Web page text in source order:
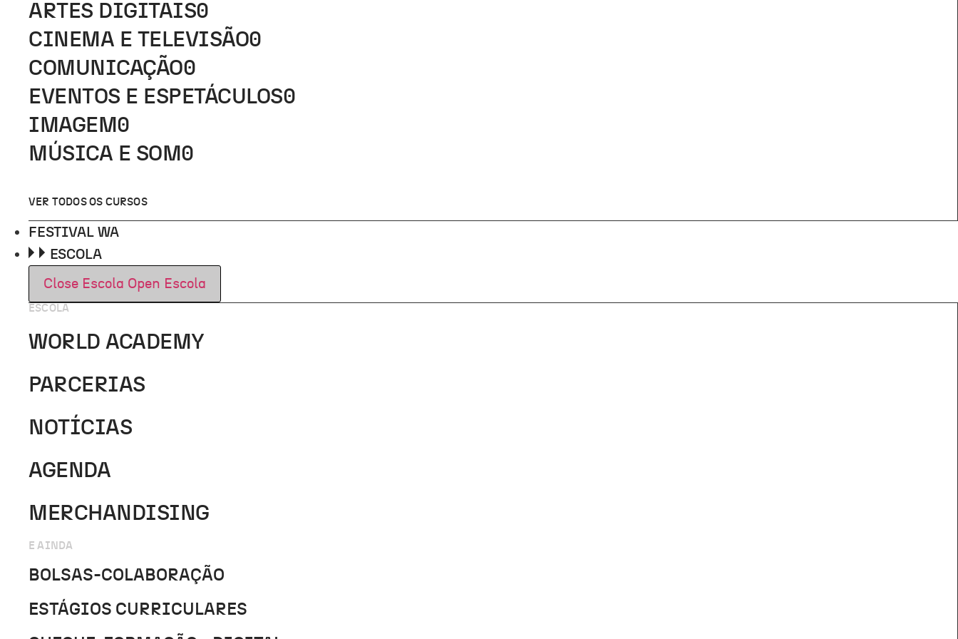
ARTES DIGITAIS0
CINEMA E TELEVISÃO0
COMUNICAÇÃO0
EVENTOS E ESPETÁCULOS0
IMAGEM 0
MÚSICA E SOM 0
VER TODOS OS CURSOS
FESTIVAL WA
ESCOLA
Close Escola Open Escola
ESCOLA
WORLD ACADEMY
PARCERIAS
NOTÍCIAS
AGENDA
MERCHANDISING
E AINDA
BOLSAS-COLABORAÇÃO
ESTÁGIOS CURRICULARES